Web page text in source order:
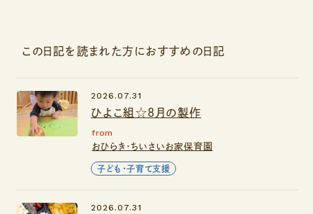
この日記を読まれた方におすすめの日記
ひよこ組☆8月の製作
2026.07.31
from
おひらき・ちいさいお家保育園
子ども・子育て支援
2026.07.31